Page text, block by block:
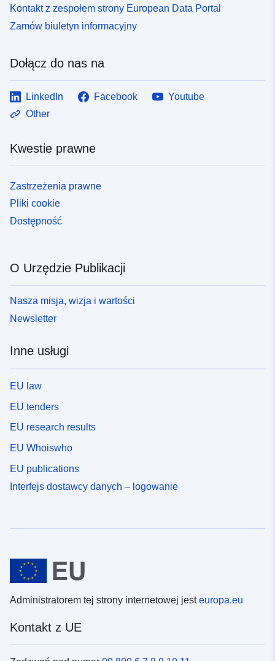
Kontakt z zespołem strony European Data Portal
Zamów biuletyn informacyjny
Dołącz do nas na
LinkedIn Facebook
Youtube
Other
Kwestie prawne
Zastrzeżenia prawne
Pliki cookie
Dostępność
O Urzędzie Publikacji
Nasza misja, wizja i wartości
Newsletter
Inne usługi
EU law
EU tenders
EU research results
EU Whoiswho
EU publications
Interfejs dostawcy danych – logowanie
Administratorem tej strony internetowej jesteuropa.eu
Kontakt z UE